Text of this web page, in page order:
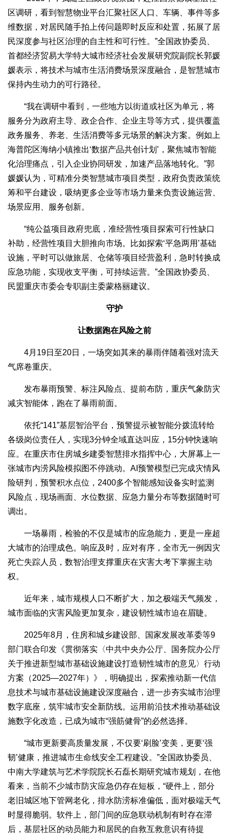
区调研，看到智慧物业平台汇聚社区人口、车辆、事件等多
维数据，对居民随手拍上传问题即时反应和处置，拓展了居
民深度参与社区治理的自主性和可行性。”全国政协委员、
首都经济贸易大学特大城市经济社会发展研究院副院长郭媛
媛表示，将技术与城市生活消费场景深度融合，是智慧城市
保持内生动力的可行路径。
“我在调研中看到，一些地方以街道或社区为单元，将
服务分为政府主导、政企合作、企业主导等方式，提供覆盖
政务服务、养老、生活消费等多元场景的解决方案。例如上
海普陀区海纳小镇推出‘数据产品共创计划’，聚焦城市智能
化治理痛点，引入企业协同研发，加速产品落地转化。”郭
媛媛认为，可精准分类智慧城市项目类型，政府负责政策统
筹和平台建设，吸纳更多企业等市场力量来负责设施运营、
场景应用、服务创新。
“纯公益项目政府兜底，准经营性项目探索可行性缺口
补助，经营性项目大胆推向市场。比如探索‘平急两用’基础
设施，平时可以做旅居、仓储等项目经营盈利，急时转换成
应急功能，实现收支平衡，可持续运营。”全国政协委员、
民盟重庆市委会专职副主委蒙格丽建议。
守护
让数据跑在风险之前
4月19日至20日，一场突如其来的暴雨伴随着强对流天
气席卷重庆。
发布暴雨预警、标注风险点、提前布防，重庆气象防灾
减灾智能体，跑在了暴雨前面。
依托“141”基层智治平台，预警提示被智能分拨流转给
各级岗位责任人，实现3分钟全域直达叫应，15分钟快速响
应。在重庆市住房城乡建委智慧排水指挥中心，大屏幕上一
张城市内涝风险模拟图不停跳动。AI预警模型已完成灾情风
险研判，预警积水点位，2400多个智能感知设备实时监测
风险点，现场画面、水位数据、应急力量分布等数据随时可
调出。
一场暴雨，检验的不仅是城市的应急能力，更是一座超
大城市的治理成色。响应及时，应对有序，全市无一例因灾
死亡失踪人员，数智治理支撑重庆在灾害大考下掌握主动
权。
近年来，城市规模人口不断扩大，加之极端天气频发，
城市面临的灾害风险更加复杂，建设韧性城市迫在眉睫。
2025年8月，住房和城乡建设部、国家发展改革委等9
部门联合印发《贯彻落实〈中共中央办公厅、国务院办公厅
关于推进新型城市基础设施建设打造韧性城市的意见〉行动
方案（2025—2027年）》，明确提出，探索推动新一代信
息技术与城市基础设施建设深度融合，进一步夯实城市治理
数字底座，筑牢城市安全新防线。运用前沿技术推动基础设
施数字化改造，已成为城市“强筋健骨”的必然选择。
“城市更新要高质量发展，不仅要‘刷脸’变美，更要‘强
韧’健康，推进城市生命线安全工程建设。”全国政协委员、
中南大学建筑与艺术学院院长石磊长期研究城市规划，在他
看来，当前不少城市防灾应急仍存在短板，“硬件上，部分
老旧城区地下管网老化，排水防涝标准偏低，面对极端天气
时显得脆弱。软件上，部门间的应急联动机制有时存在滞
后，基层社区的动员能力和居民的自救互救意识有待提